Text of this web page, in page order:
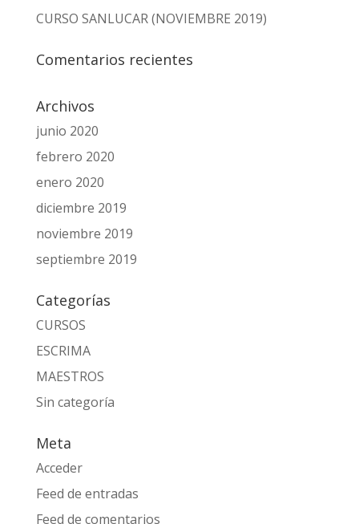
CURSO SANLUCAR (NOVIEMBRE 2019)
Comentarios recientes
Archivos
junio 2020
febrero 2020
enero 2020
diciembre 2019
noviembre 2019
septiembre 2019
Categorías
CURSOS
ESCRIMA
MAESTROS
Sin categoría
Meta
Acceder
Feed de entradas
Feed de comentarios